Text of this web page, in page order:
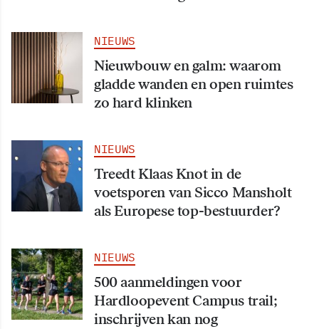
NIEUWS
Nieuwbouw en galm: waarom
gladde wanden en open ruimtes
zo hard klinken
NIEUWS
Treedt Klaas Knot in de
voetsporen van Sicco Mansholt
als Europese top-bestuurder?
NIEUWS
500 aanmeldingen voor
Hardloopevent Campus trail;
inschrijven kan nog